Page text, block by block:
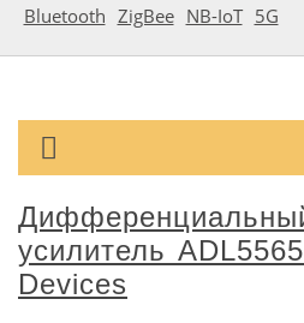
Bluetooth ZigBee NB-IoT 5G
усилитель
Devices